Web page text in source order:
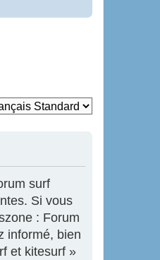
surf
Si vous
: Forum
informé, bien
et kitesurf »